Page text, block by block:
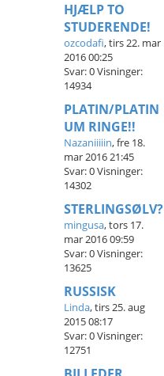
HJÆLP TO
STUDERENDE!
ozcodafi,tirs 22. mar
2016 00:25
Svar:0Visninger:
14934
PLATIN/PLATIN
UM RINGE!!
Nazaniiiiin,fre 18.
mar 2016 21:45
Svar:0Visninger:
14302
STERLINGSØLV?
mingusa,tors 17.
mar 2016 09:59
Svar:0Visninger:
13625
RUSSISK
Linda,tirs 25. aug
2015 08:17
Svar:0Visninger:
12751